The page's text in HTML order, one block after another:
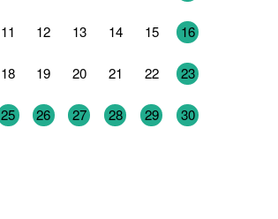
11 12 13 14 15 16
18 19 20 21 22 23
25 26 27 28 29 30